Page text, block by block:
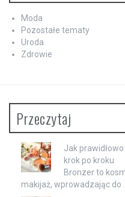
Moda
Pozostałe tematy
Uroda
Zdrowie
Przeczytaj
Jak
krok po kroku
Bronzer to
makijaż, wprowadzając do